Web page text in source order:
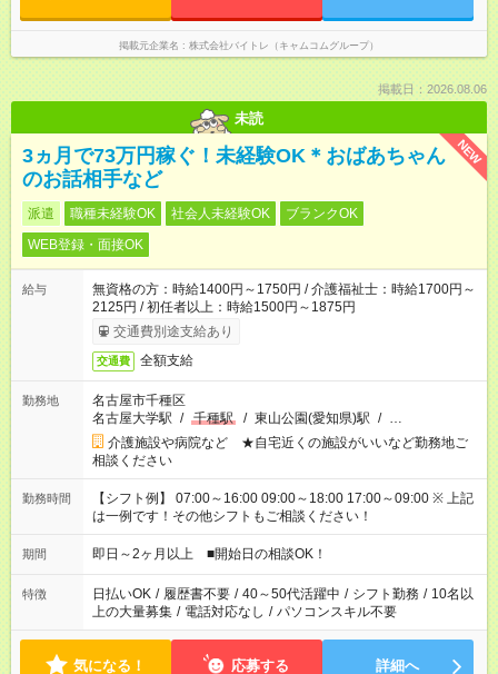
掲載元企業名 株式会社バイトレ（キャムコムグループ）
掲載日：2026.08.06
未読
NEW
3ヵ月で73万円稼ぐ！未経験OK＊おばあちゃん
のお話相手など
派遣 職種未経験OK 社会人未経験OK
ブランクOK
WEB登録・面接OK
給与
無資格の方：時給1400円～1750円 / 介護福祉士：時給1700円～
2125円 / 初任者以上：時給1500円～1875円
交通費別途支給あり
交通費 全額支給
勤務地
名古屋市千種区
名古屋大学駅 / 千種駅 / 東山公園(愛知県)駅 / …
介護施設や病院など ★自宅近くの施設がいいなど勤務地ご
相談ください
勤務時間
【シフト例】 07:00～16:00 09:00～18:00 17:00～09:00 ※ 上記
は一例です！その他シフトもご相談ください！
期間 即日～2ヶ月以上 ■開始日の相談OK！
特徴 日払いOK / 履歴書不要 / 40～50代活躍中 / シフト勤務 / 10名以
上の大量募集 / 電話対応なし / パソコンスキル不要
気になる！ 応募する 詳細へ